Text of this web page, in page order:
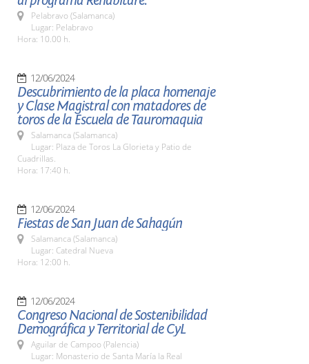
Pelabravo (Salamanca)
Lugar: Pelabravo
Hora: 10.00 h.
12/06/2024
Descubrimiento de la placa homenaje
y Clase Magistral con matadores de
toros de la Escuela de Tauromaquia
Salamanca (Salamanca)
Lugar: Plaza de Toros La Glorieta y Patio de
Cuadrillas.
Hora: 17:40 h.
12/06/2024
Fiestas de San Juan de Sahagún
Salamanca (Salamanca)
Lugar: Catedral Nueva
Hora: 12:00 h.
12/06/2024
Congreso Nacional de Sostenibilidad
Demográfica y Territorial de CyL
Aguilar de Campoo (Palencia)
Lugar: Monasterio de Santa María la Real